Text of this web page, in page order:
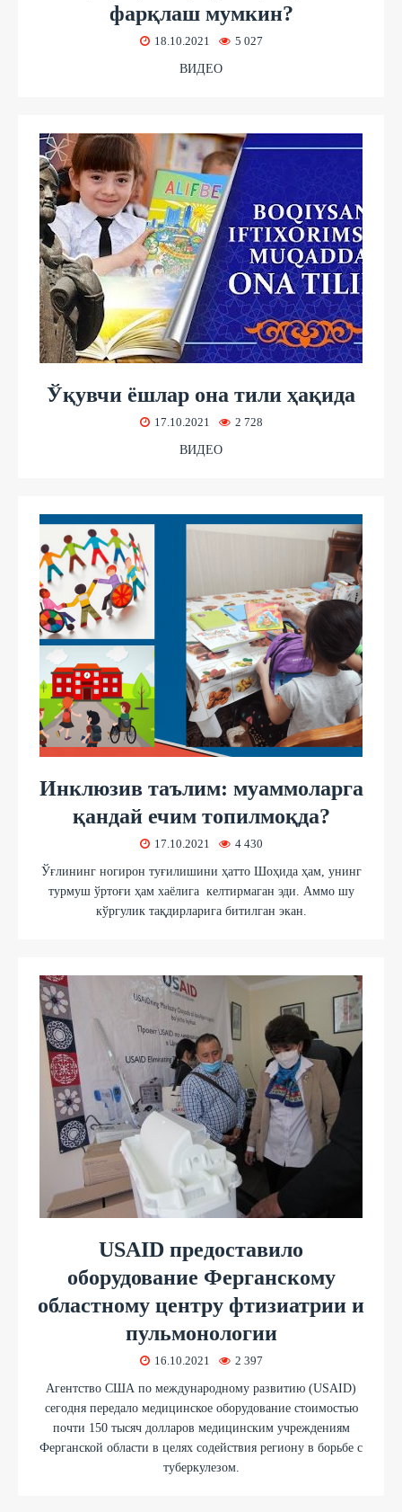
фарқлаш мумкин?
18.10.2021 5 027
ВИДЕО
Ўқувчи ёшлар она тили ҳақида
17.10.2021 2 728
ВИДЕО
Инклюзив таълим: муаммоларга
қандай ечим топилмоқда?
17.10.2021 4 430
Ўғлининг ногирон туғилишини ҳатто Шоҳида ҳам, унинг
турмуш ўртоғи ҳам хаёлига келтирмаган эди. Аммо шу
кўргулик тақдирларига битилган экан.
USAID предоставило
оборудование Ферганскому
областному центру фтизиатрии и
пульмонологии
16.10.2021 2 397
Агентство США по международному развитию (USAID)
сегодня передало медицинское оборудование стоимостью
почти 150 тысяч долларов медицинским учреждениям
Ферганской области в целях содействия региону в борьбе с
туберкулезом.